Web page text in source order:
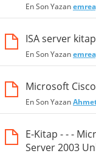
En Son Yazan
ISA server
En Son Yazan
Microsoft
En Son Yazan
E-Kitap - - -
Server 2003